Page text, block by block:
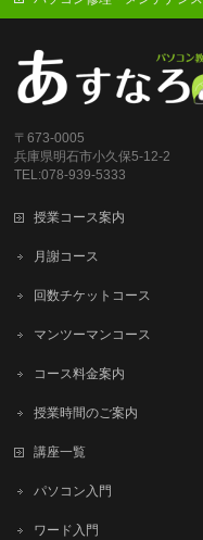
〒673-0005
兵庫県明石市小久保5-12-2
TEL:078-939-5333
授業コース案内
月謝コース
回数チケットコース
マンツーマンコース
コース料金案内
授業時間のご案内
講座一覧
パソコン入門
ワード入門